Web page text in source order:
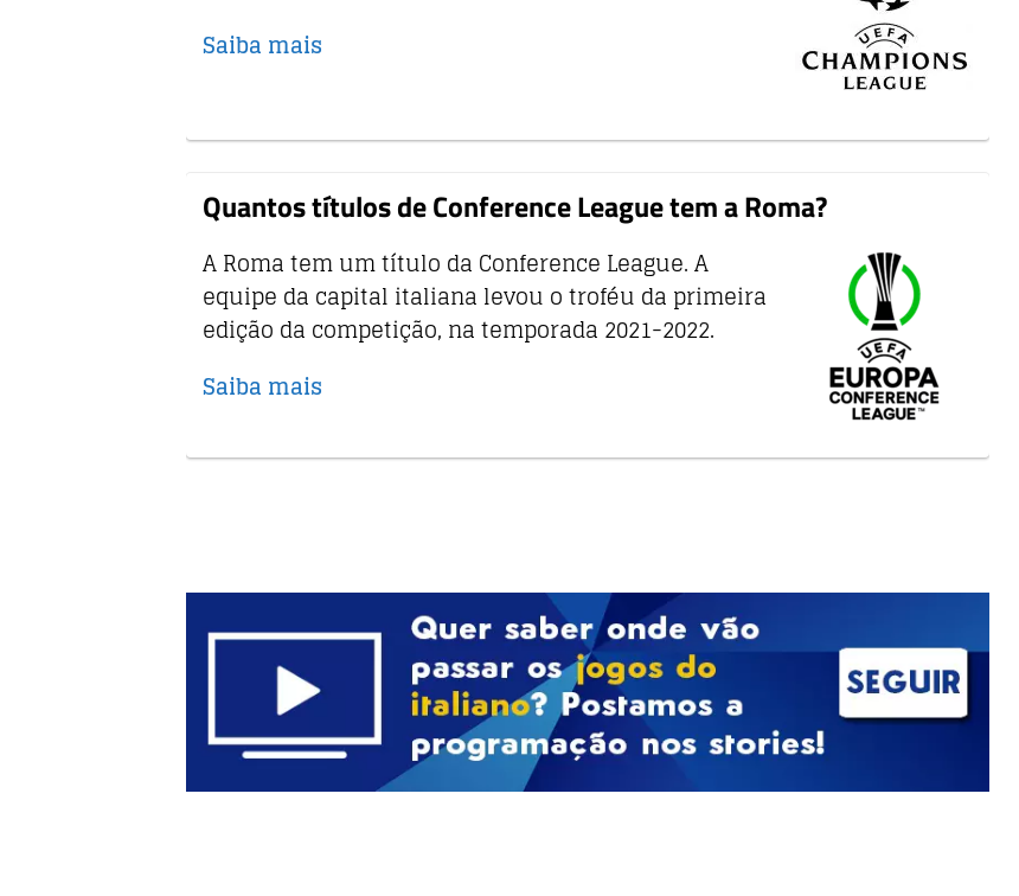
Saiba mais
Quantos títulos de Conference League tem a Roma?
A Roma tem um título da Conference League. A
equipe da capital italiana levou o troféu da primeira
edição da competição, na temporada 2021-2022.
Saiba mais